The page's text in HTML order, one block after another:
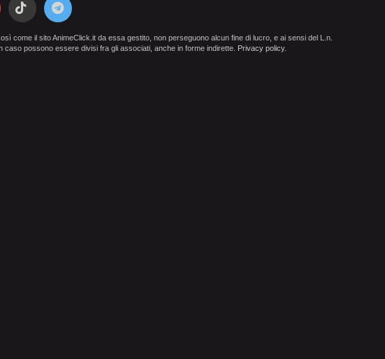
come il sito AnimeClick.it da essa gestito, non perseguono alcun fine di lucro, e ai sensi del L.n.
possono essere divisi fra gli associati, anche in forme indirette. Privacy policy.